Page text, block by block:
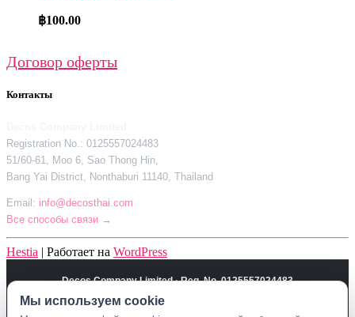
฿100.00
Договор оферты
Контакты
Registration No.: 0125557024483
51/60-61, Moo 6, Sao Thong Hin,
Bang Yai District, Nonthaburi 11140, Thailand
Email: info@decosthai.com
Все способы связи →
Hestia | Работает на WordPress
Decos Company Limited · Reg. No. 0125557024483
51/60-61, Moo 6, Sao Thong Hin, Bang Yai District, Nonthaburi 11140,
Thailand
Мы используем cookie